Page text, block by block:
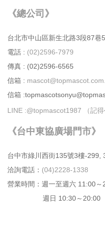
《總公司》
台北市中⼭區新⽣北路3段87巷
電話 : (02)2596-7979
傳真 : (02)2596-6565
信箱 :
信箱
LINE :@topmascot1987 （記得
《台中東協廣場門市》
台中市綠川⻄街135號3樓-299,
洽詢電話： (04)2228-1338
營業時間：週⼀⾄週六 11:00～
週日 10:30～20:00